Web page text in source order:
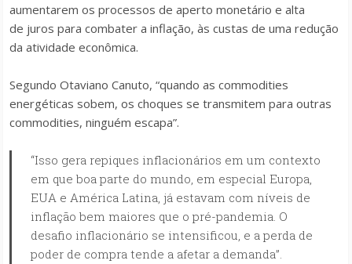
aumentarem os processos de aperto monetário e alta
de juros para combater a inflação, às custas de uma redução
da atividade econômica.
Segundo Otaviano Canuto, “quando as commodities
energéticas sobem, os choques se transmitem para outras
commodities, ninguém escapa”.
“Isso gera repiques inflacionários em um contexto
em que boa parte do mundo, em especial Europa,
EUA e América Latina, já estavam com níveis de
inflação bem maiores que o pré-pandemia. O
desafio inflacionário se intensificou, e a perda de
poder de compra tende a afetar a demanda”.